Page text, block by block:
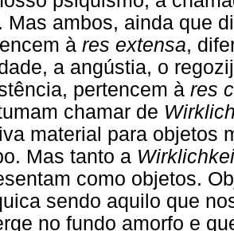
Mas ambos, ainda que
à res extensa,
a angústia, o
pertencem à res
chamar de
material para objetos
Mas tanto a
como objetos.
sendo aquilo que
no fundo amorfo e